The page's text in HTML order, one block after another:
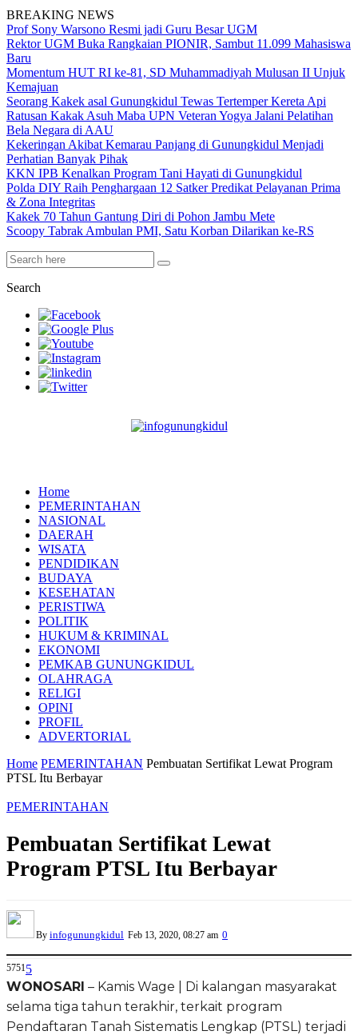
BREAKING NEWS
Prof Sony Warsono Resmi jadi Guru Besar UGM
Rektor UGM Buka Rangkaian PIONIR, Sambut 11.099 Mahasiswa
Baru
Momentum HUT RI ke-81, SD Muhammadiyah Mulusan II Unjuk
Kemajuan
Seorang Kakek asal Gunungkidul Tewas Tertemper Kereta Api
Ratusan Kakak Asuh Maba UPN Veteran Yogya Jalani Pelatihan
Bela Negara di AAU
Kekeringan Akibat Kemarau Panjang di Gunungkidul Menjadi
Perhatian Banyak Pihak
KKN IPB Kenalkan Program Tani Hayati di Gunungkidul
Polda DIY Raih Penghargaan 12 Satker Predikat Pelayanan Prima
& Zona Integritas
Kakek 70 Tahun Gantung Diri di Pohon Jambu Mete
Scoopy Tabrak Ambulan PMI, Satu Korban Dilarikan ke-RS
Search
Home
PEMERINTAHAN
NASIONAL
DAERAH
WISATA
PENDIDIKAN
BUDAYA
KESEHATAN
PERISTIWA
POLITIK
HUKUM & KRIMINAL
EKONOMI
PEMKAB GUNUNGKIDUL
OLAHRAGA
RELIGI
OPINI
PROFIL
ADVERTORIAL
Home PEMERINTAHAN Pembuatan Sertifikat Lewat Program
PTSL Itu Berbayar
PEMERINTAHAN
Pembuatan Sertifikat Lewat
Program PTSL Itu Berbayar
By infogunungkidul Feb 13, 2020, 08:27 am 0
57515
WONOSARI – Kamis Wage | Di kalangan masyarakat
selama tiga tahun terakhir, terkait program
Pendaftaran Tanah Sistematis Lengkap (PTSL) terjadi